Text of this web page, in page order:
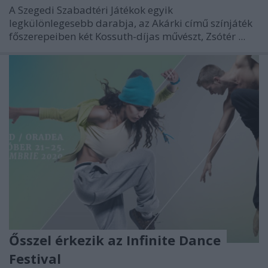
A Szegedi Szabadtéri Játékok egyik
legkülönlegesebb darabja, az Akárki című színjáték
főszerepeiben két Kossuth-díjas művészt, Zsótér ...
Ősszel érkezik az Infinite Dance
Festival